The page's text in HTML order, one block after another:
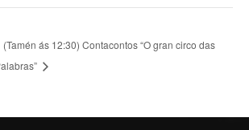
(Tamén ás 12:30) Contacontos “O gran circo das